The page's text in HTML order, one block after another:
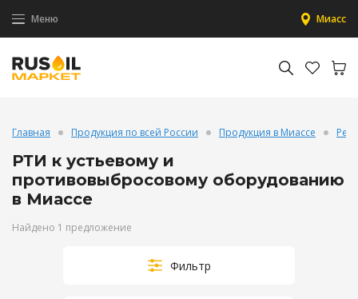
Меню Миасс
Главная Продукция по всей России Продукция в Миассе
РТИ к устьевому и
противовыбросовому оборудованию
в Миассе
Найдено 1 предложение
Фильтр